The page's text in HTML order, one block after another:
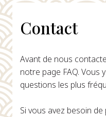
Contact
Avant de nous
notre page FAQ. Vous
questions les plus
Si vous avez besoin